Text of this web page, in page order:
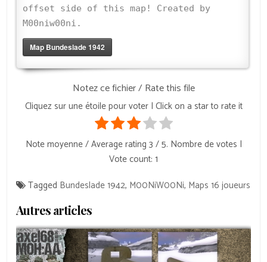
offset side of this map! Created by
M00niw00ni.
Map Bundeslade 1942
Notez ce fichier / Rate this file
Cliquez sur une étoile pour voter | Click on a star to rate it
Note moyenne / Average rating 3 / 5. Nombre de votes |
Vote count: 1
Tagged Bundeslade 1942, M00NiW00Ni, Maps 16 joueurs
Autres articles